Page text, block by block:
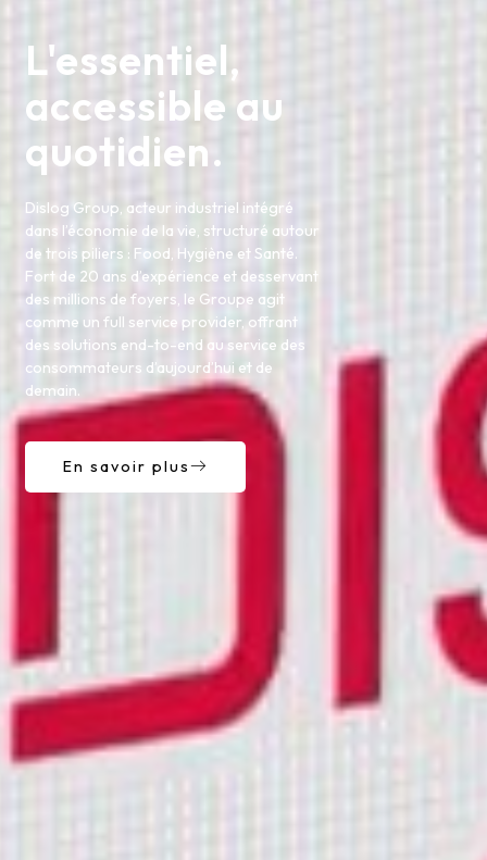
L'essentiel,
accessible au
quotidien.
Dislog Group, acteur industriel intégré
dans l’économie de la vie, structuré autour
de trois piliers : Food, Hygiène et Santé.
Fort de 20 ans d’expérience et desservant
des millions de foyers, le Groupe agit
comme un full service provider, offrant
des solutions end-to-end au service des
consommateurs d’aujourd’hui et de
demain.
En savoir plus